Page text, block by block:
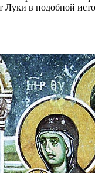
Луки в подобной